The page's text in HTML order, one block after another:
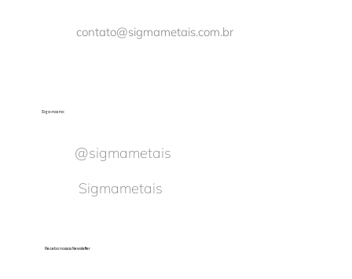
contato@sigmametais.com.br
Siga-nos no:
@sigmametais
Sigmametais
Receba nossas Newsletter